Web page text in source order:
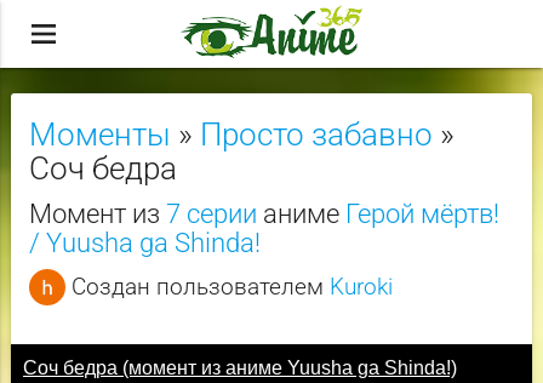
menu
Моменты » Просто забавно »
Соч бедра
Момент из 7 серии аниме Герой мёртв!
/ Yuusha ga Shinda!
Создан пользователем Kuroki